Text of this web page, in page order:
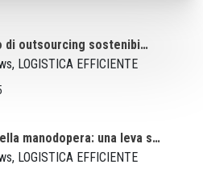
di outsourcing sostenibi…
LOGISTICA EFFICIENTE
manodopera: una leva s…
LOGISTICA EFFICIENTE